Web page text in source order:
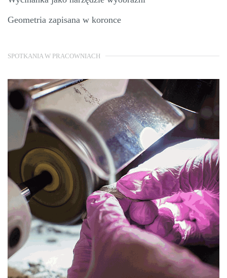
Geometria zapisana w koronce
SPOTKANIA W PRACOWNIACH